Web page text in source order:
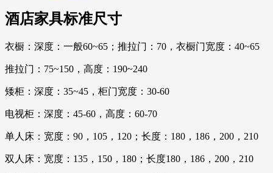
酒店家具标准尺寸
衣橱：深度：一般60~65；推拉门：70，衣橱门宽度：40~65
推拉门：75~150，高度：190~240
矮柜：深度：35~45，柜门宽度：30-60
电视柜：深度：45-60，高度：60-70
单人床：宽度：90，105，120；长度：180，186，200，210
双人床：宽度：135，150，180；长度180，186，200，210